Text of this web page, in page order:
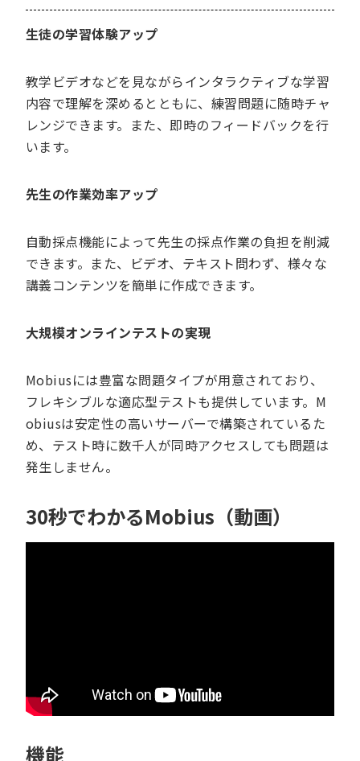
生徒の学習体験アップ
教学ビデオなどを見ながらインタラクティブな学習
内容で理解を深めるとともに、練習問題に随時チャ
レンジできます。また、即時のフィードバックを行
います。
先生の作業効率アップ
自動採点機能によって先生の採点作業の負担を削減
できます。また、ビデオ、テキスト問わず、様々な
講義コンテンツを簡単に作成できます。
大規模オンラインテストの実現
Mobiusには豊富な問題タイプが用意されており、
フレキシブルな適応型テストも提供しています。M
obiusは安定性の高いサーバーで構築されているた
め、テスト時に数千人が同時アクセスしても問題は
発生しません。
30秒でわかるMobius（動画）
機能